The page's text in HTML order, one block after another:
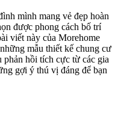
mình mang vẻ đẹp hoàn
được phong cách bố trí
viết này của Morehome
mẫu thiết kế chung cư
phản hồi tích cực từ các gia
gợi ý thú vị đáng để bạn